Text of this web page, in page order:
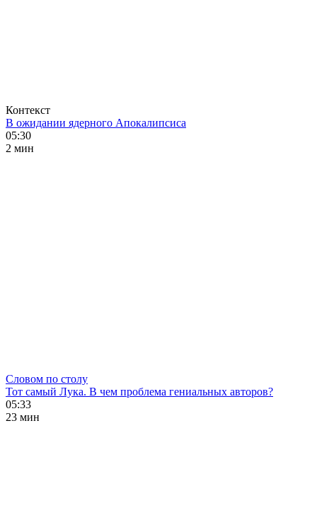
Контекст
В ожидании ядерного Апокалипсиса
05:30
2 мин
Словом по столу
Тот самый Лука. В чем проблема гениальных авторов?
05:33
23 мин